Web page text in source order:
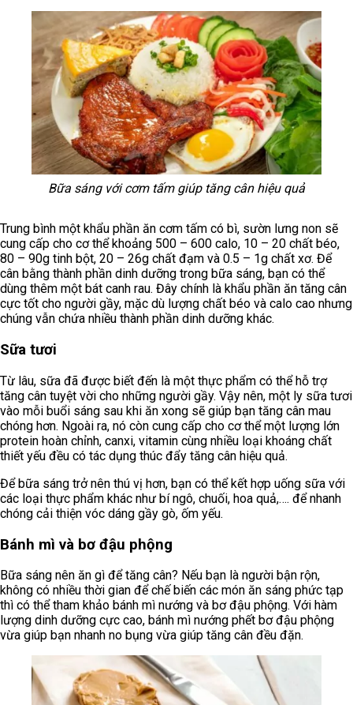
Bữa sáng với cơm tấm giúp tăng cân hiệu quả
Trung bình một khẩu phần ăn cơm tấm có bì, sườn lưng non sẽ
cung cấp cho cơ thể khoảng 500 – 600 calo, 10 – 20 chất béo,
80 – 90g tinh bột, 20 – 26g chất đạm và 0.5 – 1g chất xơ. Để
cân bằng thành phần dinh dưỡng trong bữa sáng, bạn có thể
dùng thêm một bát canh rau. Đây chính là khẩu phần ăn tăng cân
cực tốt cho người gầy, mặc dù lượng chất béo và calo cao nhưng
chúng vẫn chứa nhiều thành phần dinh dưỡng khác.
Sữa tươi
Từ lâu, sữa đã được biết đến là một thực phẩm có thể hỗ trợ
tăng cân tuyệt vời cho những người gầy. Vậy nên, một ly sữa tươi
vào mỗi buổi sáng sau khi ăn xong sẽ giúp bạn tăng cân mau
chóng hơn. Ngoài ra, nó còn cung cấp cho cơ thể một lượng lớn
protein hoàn chỉnh, canxi, vitamin cùng nhiều loại khoáng chất
thiết yếu đều có tác dụng thúc đẩy tăng cân hiệu quả.
Để bữa sáng trở nên thú vị hơn, bạn có thể kết hợp uống sữa với
các loại thực phẩm khác như bí ngô, chuối, hoa quả,…. để nhanh
chóng cải thiện vóc dáng gầy gò, ốm yếu.
Bánh mì và bơ đậu phộng
Bữa sáng nên ăn gì để tăng cân? Nếu bạn là người bận rộn,
không có nhiều thời gian để chế biến các món ăn sáng phức tạp
thì có thể tham khảo bánh mì nướng và bơ đậu phộng. Với hàm
lượng dinh dưỡng cực cao, bánh mì nướng phết bơ đậu phộng
vừa giúp bạn nhanh no bụng vừa giúp tăng cân đều đặn.